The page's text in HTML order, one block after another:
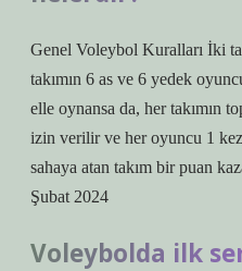
Genel Voleybol Kuralları İki
takımın 6 as ve 6 yedek
elle oynansa da, her takımın
izin verilir ve her oyuncu 1
sahaya atan takım bir puan
Şubat 2024
Voleybolda ilk